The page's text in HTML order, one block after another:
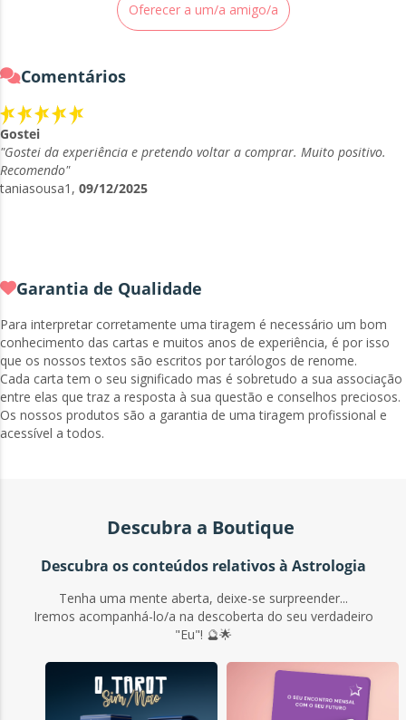
Oferecer a um/a amigo/a
Comentários
Gostei
"Gostei da experiência e pretendo voltar a comprar. Muito positivo.
Recomendo"
taniasousa1, 09/12/2025
Garantia de Qualidade
Para interpretar corretamente uma tiragem é necessário um bom
conhecimento das cartas e muitos anos de experiência, é por isso
que os nossos textos são escritos por tarólogos de renome.
Cada carta tem o seu significado mas é sobretudo a sua associação
entre elas que traz a resposta à sua questão e conselhos preciosos.
Os nossos produtos são a garantia de uma tiragem profissional e
acessível a todos.
Descubra a Boutique
Descubra os conteúdos relativos à Astrologia
Tenha uma mente aberta, deixe-se surpreender...
Iremos acompanhá-lo/a na descoberta do seu verdadeiro
"Eu"! 🔮🌟